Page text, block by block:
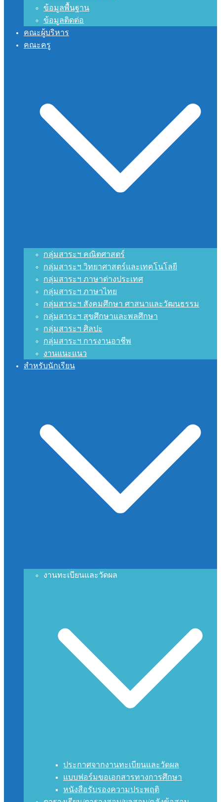
ข้อมูลพื้นฐาน
ข้อมูลติดต่อ
คณะผู้บริหาร
คณะครู
กลุ่มสาระฯ คณิตศาสตร์
กลุ่มสาระฯ วิทยาศาสตร์และเทคโนโลยี
กลุ่มสาระฯ ภาษาต่างประเทศ
กลุ่มสาระฯ ภาษาไทย
กลุ่มสาระฯ สังคมศึกษา ศาสนาและวัฒนธรรม
กลุ่มสาระฯ สุขศึกษาและพลศึกษา
กลุ่มสาระฯ ศิลปะ
กลุ่มสาระฯ การงานอาชีพ
งานแนะแนว
สำหรับนักเรียน
งานทะเบียนและวัดผล
ประกาศจากงานทะเบียนและวัดผล
แบบฟอร์มขอเอกสารทางการศึกษา
หนังสือรับรองความประพฤติ